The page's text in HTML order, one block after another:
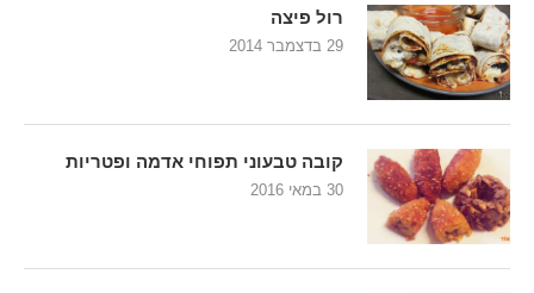
רול פיצה
29 בדצמבר 2014
קובה טבעוני תפוחי אדמה ופטריות
30 במאי 2016